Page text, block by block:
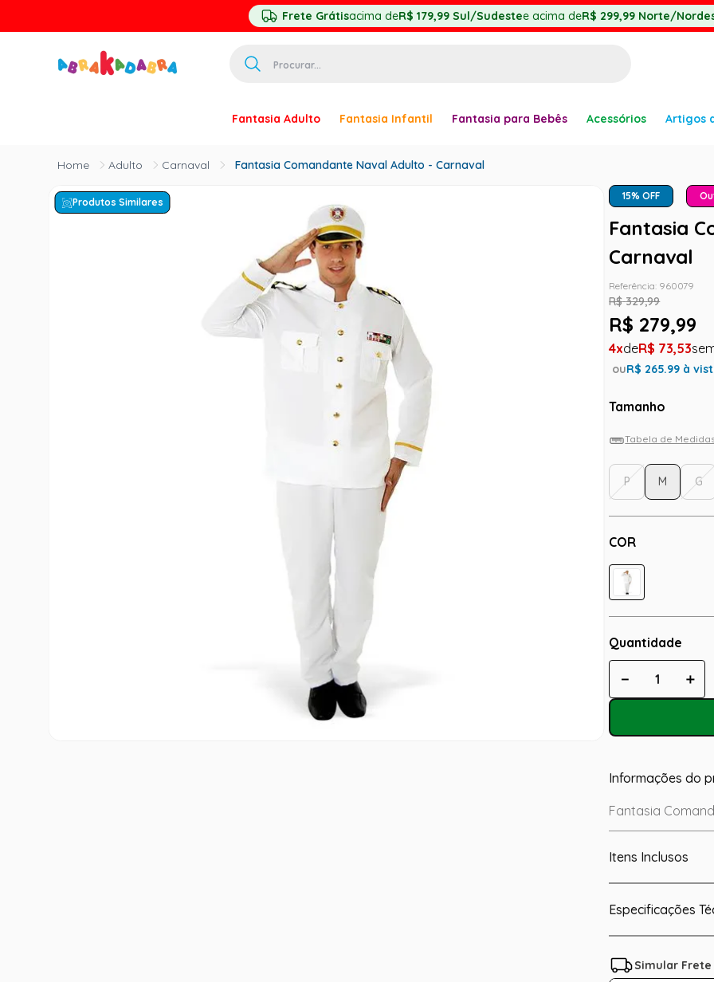
Frete Grátisacima deR$ 179,99 Sul/Sudestee acima deR$ 299,99 Norte/
Fantasia Adulto Fantasia Infantil Fantasia para Bebês Acessórios Artigos
Adulto Carnaval Fantasia Comandante Naval Adulto - Carnaval
Produtos Similares
15% OFF
Fantasia
Carnaval
Referência: 960079
R$ 329,99
R$ 279,99
4 R$ 73,53
ouR$ 265.99 à
Tamanho
Tabela de
COR
P M G
Quantidade
＋
－
Informações do
Fantasia
Itens Inclusos
Especificações
2º
princesa
paquita
5º
harry potter
6º
palhaço
7 º
kpop
branca neve
toy story